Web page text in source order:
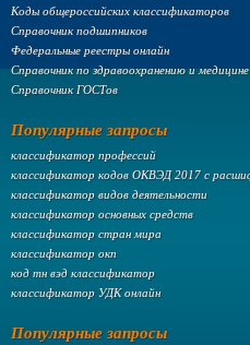
Коды общероссийских классификаторов
Справочник подшипников
Федеральные реестры онлайн
Справочник по здравоохранению и медицине
Справочник ГОСТов
Популярные запросы
классификатор профессий
классификатор кодов ОКВЭД 2017 с
классификатор видов деятельности
классификатор основных средств
классификатор стран мира
классификатор окп
код тн вэд классификатор
классификатор УДК онлайн
Популярные запросы